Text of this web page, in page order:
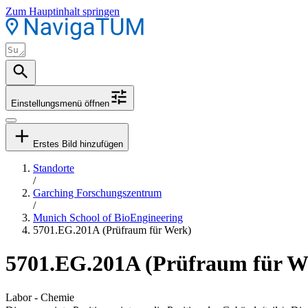
Zum Hauptinhalt springen
Einstellungsmenü öffnen
Erstes Bild hinzufügen
Standorte
/
Garching Forschungszentrum
/
Munich School of BioEngineering
5701.EG.201A (Prüfraum für Werk)
5701.EG.201A (Prüfraum für
Labor - Chemie